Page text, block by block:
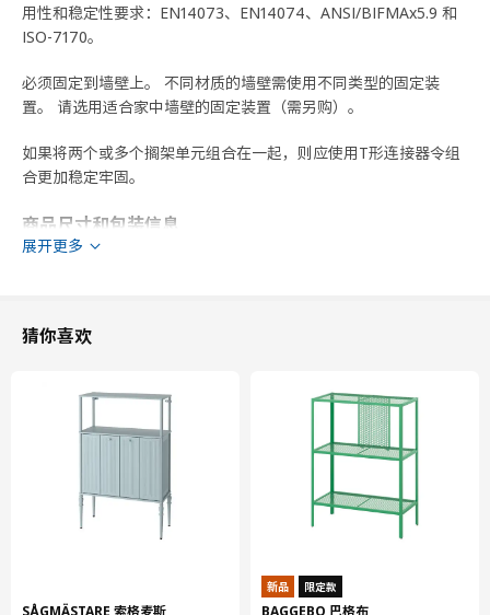
用性和稳定性要求：EN14073、EN14074、ANSI/BIFMAx5.9 和
ISO-7170。
必须固定到墙壁上。 不同材质的墙壁需使用不同类型的固定装
置。 请选用适合家中墙壁的固定装置（需另购）。
如果将两个或多个搁架单元组合在一起，则应使用T形连接器令组
合更加稳定牢固。
商品尺寸和包装信息
深度
BROR 巴拉
高度 6 厘米
展开更多
猜你喜欢
SÅGMÄSTARE 索格麦斯
新品 限定款
BAGGEBO 巴格布